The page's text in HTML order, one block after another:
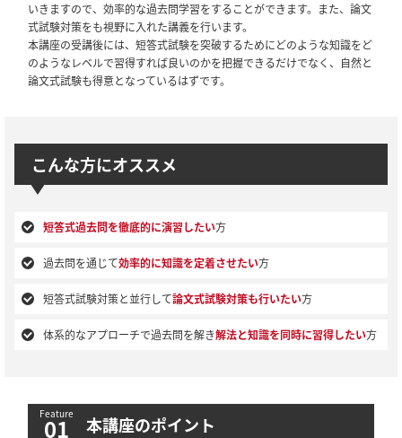
いきますので、効率的な過去問学習をすることができます。また、論文
式試験対策をも視野に入れた講義を行います。
本講座の受講後には、短答式試験を突破するためにどのような知識をど
のようなレベルで習得すれば良いのかを把握できるだけでなく、自然と
論文式試験も得意となっているはずです。
こんな方にオススメ
短答式過去問を徹底的に演習したい方
過去問を通じて効率的に知識を定着させたい方
短答式試験対策と並行して論文式試験対策も行いたい方
体系的なアプローチで過去問を解き解法と知識を同時に習得したい方
本講座のポイント